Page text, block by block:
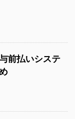
前払いシステ